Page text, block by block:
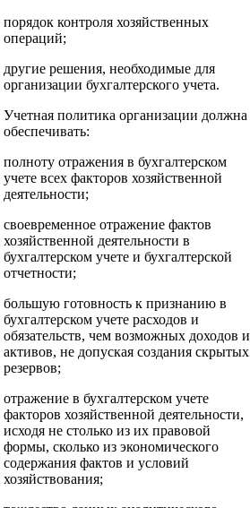
порядок контроля хозяйственных
операций;
другие решения, необходимые для
организации бухгалтерского учета.
Учетная политика организации должна
обеспечивать:
полноту отражения в бухгалтерском
учете всех факторов хозяйственной
деятельности;
своевременное отражение фактов
хозяйственной деятельности в
бухгалтерском учете и бухгалтерской
отчетности;
большую готовность к признанию в
бухгалтерском учете расходов и
обязательств, чем возможных доходов и
активов, не допуская создания скрытых
резервов;
отражение в бухгалтерском учете
факторов хозяйственной деятельности,
исходя не столько из их правовой
формы, сколько из экономического
содержания фактов и условий
хозяйствования;